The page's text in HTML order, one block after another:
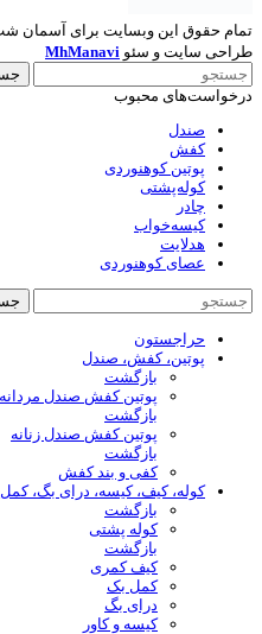
طراحی سایت و سئو MhManavi
درخواست‌های محبوب
صندل
کفش
پوتین کوهنوردی
کوله‌پشتی
چادر
کیسه‌خواب
هدلایت
عصای کوهنوردی
حراجستون
پوتین، کفش، صندل
بازگشت
پوتین کفش صندل مردانه
بازگشت
پوتین کفش صندل زنانه
بازگشت
کفی و بند کفش
کوله، کیف، کیسه، درای بگ،
بازگشت
کوله پشتی
بازگشت
کیف کمری
کمل بک
درای بگ
کیسه و کاور